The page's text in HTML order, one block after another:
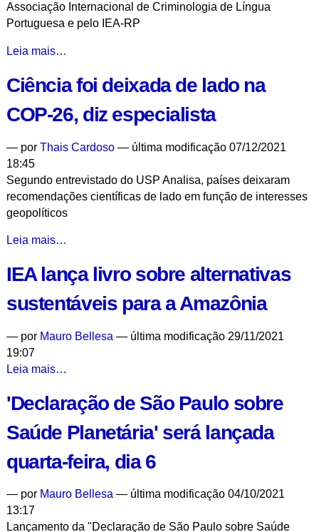
Tecnologia
da
-
Associação Internacional de Criminologia de Língua
Portuguesa e pelo IEA-RP
Evento
criminologia
Amazônia
Leia mais…
Ciência foi deixada de lado na
COP-26, diz especialista
— por Thais Cardoso— última modificação 07/12/2021
18:45
Segundo entrevistado do USP Analisa, países deixaram
recomendações científicas de lado em função de interesses
geopolíticos
Ciência
deixada
lado
COP-
26,
diz
-
Leia mais…
IEA lança livro sobre alternativas
sustentáveis para a Amazônia
— por Mauro Bellesa — última modificação 29/11/2021
19:07
IEA
livro
alternativas
para
Amazônia
-
Leia mais…
'Declaração de São Paulo sobre
Saúde Planetária' será lançada
quarta-feira, dia 6
— por Mauro Bellesa — última modificação 04/10/2021
13:17
Lançamento da "Declaração de São Paulo sobre Saúde